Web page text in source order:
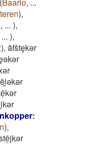
),
, ... ),
... ),
), āfštękǝr
:
),